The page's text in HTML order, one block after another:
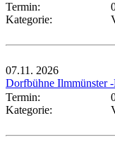
Termin:
Kategorie:
07.11. 2026
Dorfbühne Ilmmünster
Termin:
Kategorie: